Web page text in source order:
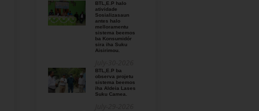
BTL,E.P halo
atividade
Sosializasaun
antes halo
melloramentu
sistema beemos
ba Konsumidór
sira iha Suku
Aisirimou.
BTL,E.P ba
observa projetu
sistema beemos
iha Aldeia Lases
Suku Camea.